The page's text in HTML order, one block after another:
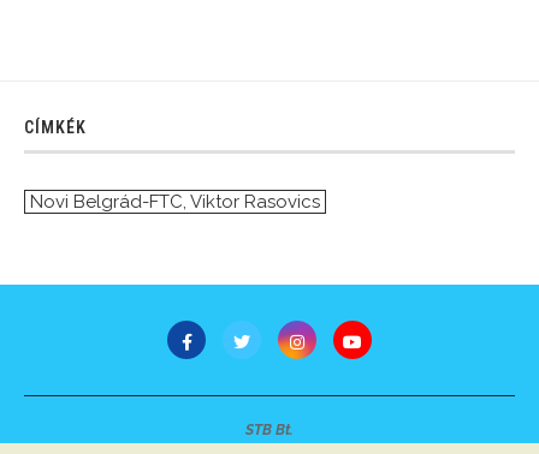
CÍMKÉK
Novi Belgrád-FTC, Viktor Rasovics
STB Bt.